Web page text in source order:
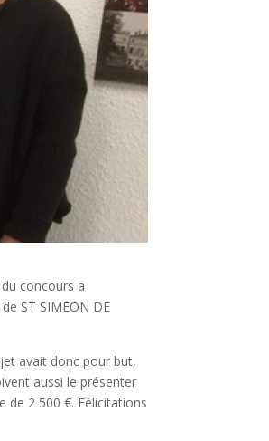
concours a
ST SIMEON DE
avait donc pour but,
aussi le présenter
de 2 500 €. Félicitations